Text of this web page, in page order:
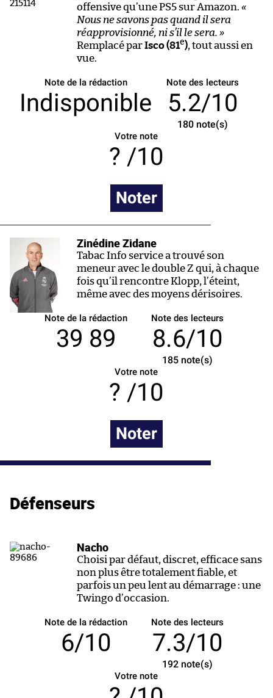
offensive qu’une PS5 sur Amazon. «
Nous ne savons pas quand il sera
réapprovisionné, ni s’il le sera. »
Remplacé parIsco (81e), tout aussi en
vue.
Note de la rédaction
Indisponible
Note des lecteurs
5.2/10
180note(s)
Votre note
/10
Noter
Zinédine Zidane
Tabac Info service a trouvé son
meneur avec le double Z qui, à chaque
fois qu’il rencontre Klopp, l’éteint,
même avec des moyens dérisoires.
Note de la rédaction
39 89
Note des lecteurs
8.6/10
185note(s)
Votre note
/10
Noter
Défenseurs
Nacho
Choisi par défaut, discret, efficace sans
non plus être totalement fiable, et
parfois un peu lent au démarrage : une
Twingo d’occasion.
Note de la rédaction
6/10
Note des lecteurs
7.3/10
192note(s)
Votre note